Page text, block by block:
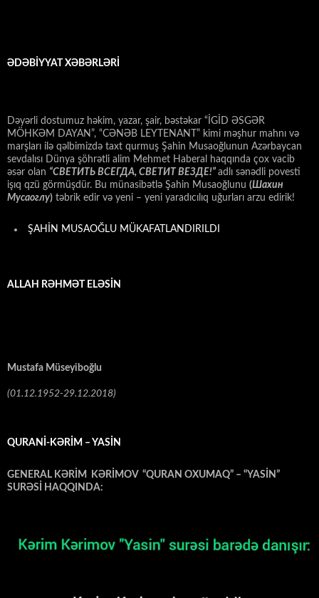
ƏDƏBİYYAT XƏBƏRLƏRİ
Dəyərli dostumuz həkim, yazar, şair, bəstəkar “İGİD ƏSGƏR
MÖHKƏM DAYAN”, “CƏNƏB LEYTENANT” kimi məşhur mahnı və
marşları ilə qəlbimizdə taxt qurmuş Şahin Musaoğlunun Azərbaycan
sevdalısı Dünya şöhrətli alim Mehmet Haberal haqqında çox vacib
əsər olan “СВЕТИТЬ ВСЕГДА, СВЕТИТ ВЕЗДЕ!” adlı sənədli povesti
işıq qzü görmüşdür. Bu münasibətlə Şahin Musaoğlunu (Шахин
Мусаоглу) təbrik edir və yeni – yeni yaradıcılıq uğurları arzu edirik!
ŞAHİN MUSAOĞLU MÜKAFATLANDIRILDI
ALLAH RƏHMƏT ELƏSİN
Mustafa Müseyiboğlu
(01.12.1952-29.12.2018)
QURANİ-KƏRİM – YASİN
GENERAL KƏRİM KƏRİMOV “QURAN OXUMAQ” – “YASİN”
SURƏSİ HAQQINDA: